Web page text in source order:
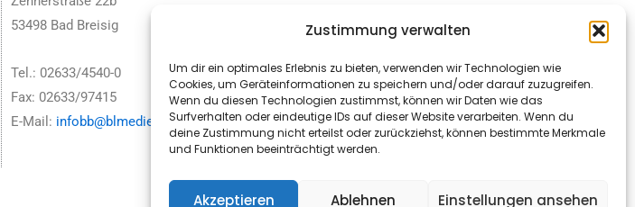
Zustimmung verwalten
Um dir ein optimales Erlebnis zu bieten, verwenden wir Technologien wie
Cookies, um Geräteinformationen zu speichern und/oder darauf zuzugreifen.
Wenn du diesen Technologien zustimmst, können wir Daten wie das
Surfverhalten oder eindeutige IDs auf dieser Website verarbeiten. Wenn du
deine Zustimmung nicht erteilst oder zurückziehst, können bestimmte Merkmale
und Funktionen beeinträchtigt werden.
Akzeptieren Ablehnen Einstellungen ansehen
53498 Bad Breisig
Tel.: 02633/4540-0
Fax: 02633/97415
E-Mail: infobb@blmedien.de